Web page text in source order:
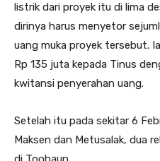
listrik dari proyek itu di lima
dirinya harus menyetor
uang muka proyek tersebut.
Rp 135 juta kepada Tinus
kwitansi penyerahan uang.
Setelah itu pada sekitar 6
Maksen dan Metusalak, dua